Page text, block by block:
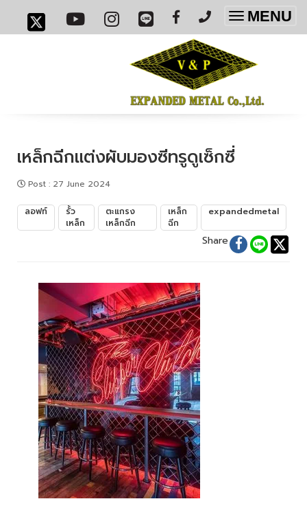
Toggle
MENU
เหล็กฉีกแต่งผับมองซีทรูดูเซ็กซี่
Post : 27 June 2024
ลอฟท์
รั้ว
เหล็ก
ตะแกรง
เหล็กฉีก
เหล็ก
ฉีก
expandedmetal
Share